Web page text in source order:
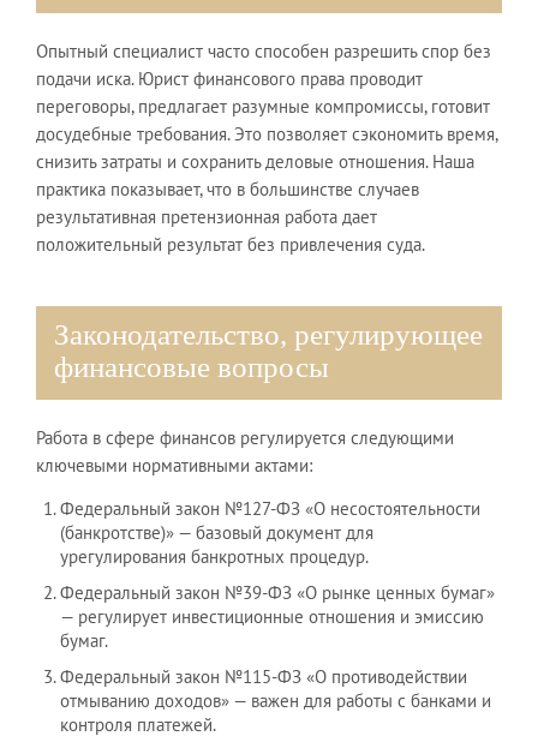
Опытный специалист часто способен разрешить спор без
подачи иска. Юрист финансового права проводит
переговоры, предлагает разумные компромиссы, готовит
досудебные требования. Это позволяет сэкономить время,
снизить затраты и сохранить деловые отношения. Наша
практика показывает, что в большинстве случаев
результативная претензионная работа дает
положительный результат без привлечения суда.
Законодательство, регулирующее
финансовые вопросы
Работа в сфере финансов регулируется следующими
ключевыми нормативными актами:
Федеральный закон №127-ФЗ «О несостоятельности
(банкротстве)» — базовый документ для
урегулирования банкротных процедур.
Федеральный закон №39-ФЗ «О рынке ценных бумаг»
— регулирует инвестиционные отношения и эмиссию
бумаг.
Федеральный закон №115-ФЗ «О противодействии
отмыванию доходов» — важен для работы с банками и
контроля платежей.